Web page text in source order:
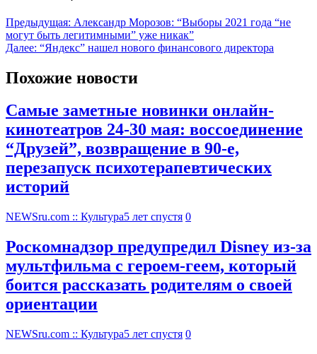
Предыдущая: Александр Морозов: “Выборы 2021 года “не
могут быть легитимными” уже никак”
Далее: “Яндекс” нашел нового финансового директора
Похожие новости
Самые заметные новинки онлайн-
кинотеатров 24-30 мая: воссоединение
“Друзей”, возвращение в 90-е,
перезапуск психотерапевтических
историй
NEWSru.com :: Культура5 лет спустя 0
Роскомнадзор предупредил Disney из-за
мультфильма c героем-геем, который
боится рассказать родителям о своей
ориентации
NEWSru.com :: Культура5 лет спустя 0